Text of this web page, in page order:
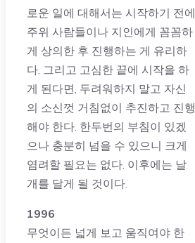
로운 일에 대해서는 시작하기 전에
주위 사람들이나 지인에게 꼼꼼하
게 상의한 후 진행하는 게 유리하
다. 그리고 고심한 끝에 시작을 하
게 된다면, 두려워하지 말고 자신
의 소신껏 거침없이 추진하고 진행
해야 한다. 한두번의 부침이 있겠
으나 충분히 넘을 수 있으니 크게
염려할 필요는 없다. 이후에는 날
개를 달게 될 것이다.
1996
무엇이든 넓게 보고 움직여야 한